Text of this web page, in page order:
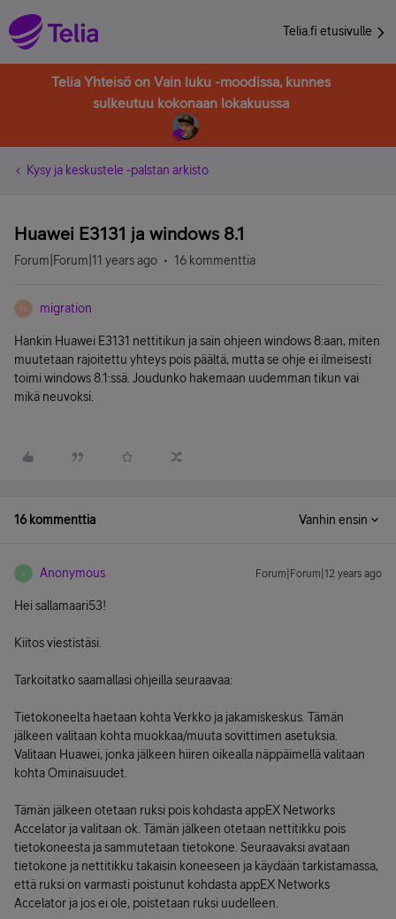
Telia.fi etusivulle
Telia Yhteisö on Vain luku -moodissa, kunnes
sulkeutuu kokonaan lokakuussa
Kysy ja keskustele -palstan arkisto
Huawei E3131 ja windows 8.1
Forum|Forum|11 years ago 16 kommenttia
M migration
Hankin Huawei E3131 nettitikun ja sain ohjeen windows 8:aan, miten
muutetaan rajoitettu yhteys pois päältä, mutta se ohje ei ilmeisesti
toimi windows 8.1:ssä. Joudunko hakemaan uudemman tikun vai
mikä neuvoksi.
16 kommenttia Vanhin ensin
A Anonymous Forum|Forum|12 years ago
Hei sallamaari53!
Kiitos viestistäsi.
Tarkoitatko saamallasi ohjeilla seuraavaa:
Tietokoneelta haetaan kohta Verkko ja jakamiskeskus. Tämän
jälkeen valitaan kohta muokkaa/muuta sovittimen asetuksia.
Valitaan Huawei, jonka jälkeen hiiren oikealla näppäimellä valitaan
kohta Ominaisuudet.
Tämän jälkeen otetaan ruksi pois kohdasta appEX Networks
Accelator ja valitaan ok. Tämän jälkeen otetaan nettitikku pois
tietokoneesta ja sammutetaan tietokone. Seuraavaksi avataan
tietokone ja nettitikku takaisin koneeseen ja käydään tarkistamassa,
että ruksi on varmasti poistunut kohdasta appEX Networks
Accelator ja jos ei ole, poistetaan ruksi uudelleen.